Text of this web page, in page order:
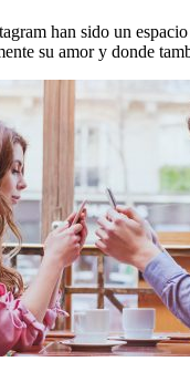
han sido un
su amor y donde